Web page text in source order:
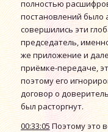
полностью
постановлений было
совершились эти
председатель,
же приложение и
приёмке-передаче,
поэтому его
договор о
был расторгнут.
00:33:05Поэтому это